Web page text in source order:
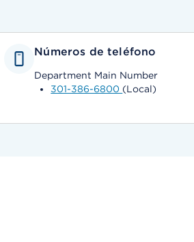
Números de teléfono
Department Main Number
301-386-6800 (Local)